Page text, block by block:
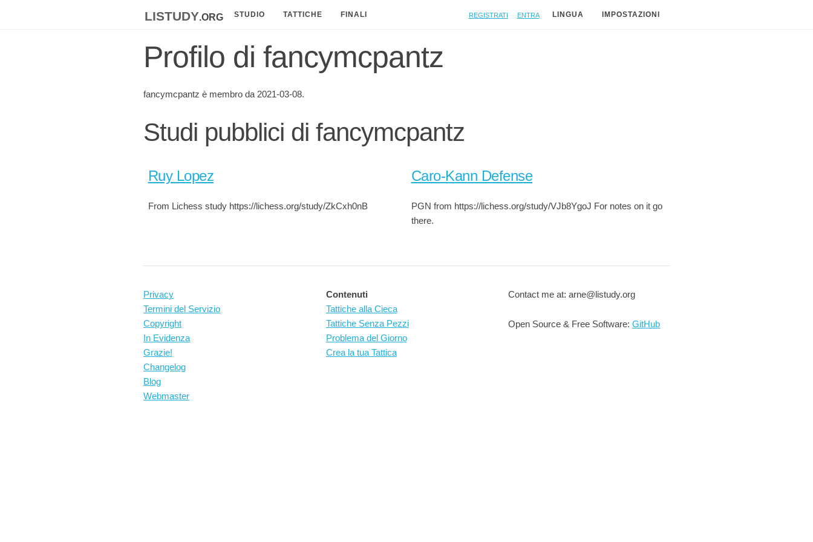
listudy.org STUDIO TATTICHE FINALI Registrati Entra LINGUA IMPOSTAZIONI
Profilo di fancymcpantz
fancymcpantz è membro da 2021-03-08.
Studi pubblici di fancymcpantz
Ruy Lopez
From Lichess study https://lichess.org/study/ZkCxh0nB
Caro-Kann Defense
PGN from https://lichess.org/study/VJb8YgoJ For notes on it go
there.
Privacy
Termini del Servizio
Copyright
In Evidenza
Grazie!
Changelog
Blog
Webmaster
Contenuti
Tattiche alla Cieca
Tattiche Senza Pezzi
Problema del Giorno
Crea la tua Tattica
Contact me at: arne@listudy.org
Open Source & Free Software:GitHub